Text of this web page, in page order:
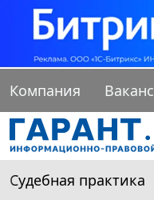
Компания
Судебная практика